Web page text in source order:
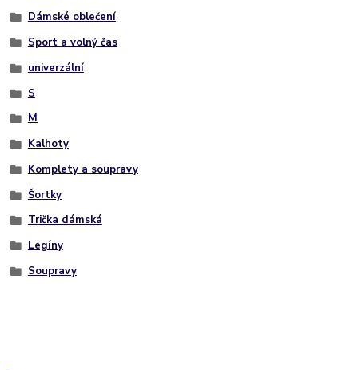
Dámské oblečení
Sport a volný čas
univerzální
S
M
Kalhoty
Komplety a soupravy
Šortky
Trička dámská
Legíny
Soupravy